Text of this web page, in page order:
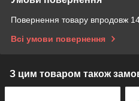
Повернення товару впродовж
Всі умови повернення
З цим товаром також